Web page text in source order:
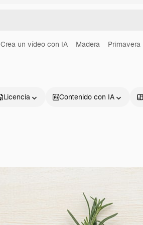
Crea un vídeo con IA Madera Primavera
Licencia Contenido con IA
Productos